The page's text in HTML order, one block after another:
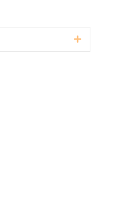
Erweitern